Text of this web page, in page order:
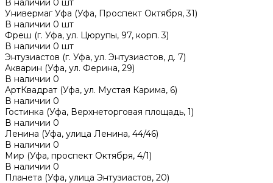
Универмаг Уфа (Уфа, Проспект Октября, 31)
В наличии 0 шт
Фреш (г‌. Уфа, ул. Цюрупы, 97, корп. 3)
В наличии 0 шт
Энтузиастов (г. Уфа, ул. Энтузиастов, д. 7)
Акварин (Уфа, ул. Ферина, 29)
В наличии 0
АртКвадрат (Уфа, ул. Мустая Карима, 6)
В наличии 0
Гостинка (Уфа, Верхнеторговая площадь, 1)
В наличии 0
Ленина (Уфа, улица Ленина, 44/46)
В наличии 0
Мир (Уфа, проспект Октября, 4/1)
В наличии 0
Планета (Уфа, улица Энтузиастов, 20)